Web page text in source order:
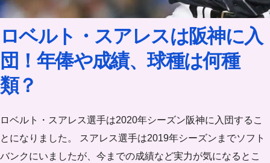
ロベルト・スアレスは阪神に入
団！年俸や成績、球種は何種
類？
ロベルト・スアレス選手は2020年シーズン阪神に入団するこ
とになりました。 スアレス選手は2019年シーズンまでソフト
バンクにいましたが、今までの成績など実力が気になるとこ